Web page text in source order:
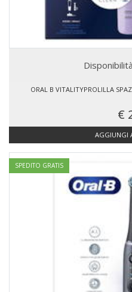
Disponibilità
ORAL B VITALITYPROLILLA
€
AGGIUNGI
SPEDITO GRATIS